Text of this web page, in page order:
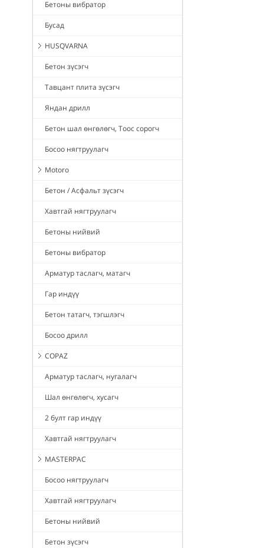
Бетоны вибратор
Бусад
HUSQVARNA
Бетон зүсэгч
Тавцант плита зүсэгч
Яндан дрилл
Бетон шал өнгөлөгч, Тоос сорогч
Босоо нягтруулагч
Motoro
Бетон / Асфальт зүсэгч
Хавтгай нягтруулагч
Бетоны нийвий
Бетоны вибратор
Арматур таслагч, матагч
Гар индүү
Бетон татагч, тэгшлэгч
Босоо дрилл
COPAZ
Арматур таслагч, нугалагч
Шал өнгөлөгч, хусагч
2 булт гар индүү
Хавтгай нягтруулагч
MASTERPAC
Босоо нягтруулагч
Хавтгай нягтруулагч
Бетоны нийвий
Бетон зүсэгч